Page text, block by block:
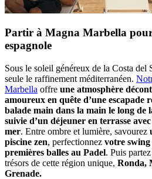
Partir à Magna Marbella pour
espagnole
Sous le soleil généreux de la Costa
seule le raffinement méditerranéen.
Marbella offre une atmosphère
amoureux en quête d’une escapade
balade main dans la main le long de
suivie d’un déjeuner en terrasse
mer. Entre ombre et lumière, savourez
piscine zen, perfectionnez votre
premières balles au Padel. Puis
trésors de cette région unique, Ronda,
Grenade.